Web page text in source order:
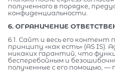
полученного в порядке,
конфиденциальности.
6. ОГРАНИЧЕНИЕ
6.1. Сайт и весь его
принципу «как есть» (AS
никаких гарантий, что
бесперебойным и
полученные с его помощью,